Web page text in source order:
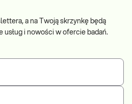
a na Twoją skrzynkę będą
i nowości w ofercie badań.